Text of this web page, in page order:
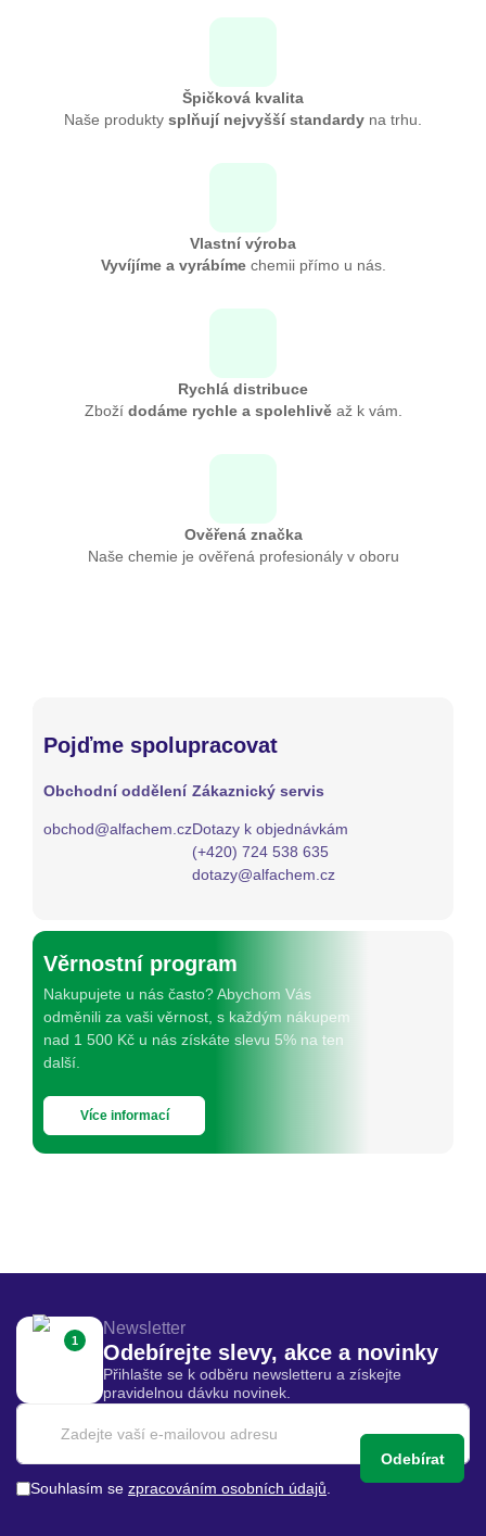
Špičková kvalita
Naše produkty splňují nejvyšší standardy na trhu.
Vlastní výroba
Vyvíjíme a vyrábímechemii přímo u nás.
Rychlá distribuce
Zboží dodáme rychle a spolehlivěaž k vám.
Ověřená značka
Naše chemie je ověřená profesionály v oboru
Pojďme spolupracovat
Obchodní oddělení
obchod@alfachem.cz
Zákaznický servis
Dotazy k objednávkám
(+420) 724 538 635
dotazy@alfachem.cz
Věrnostní program
Nakupujete u nás často? Abychom Vás
odměnili za vaši věrnost, s každým nákupem
nad 1 500 Kč u nás získáte slevu 5% na ten
další.
Více informací
1
Newsletter
Odebírejte slevy, akce a novinky
Přihlašte se k odběru newsletteru a získejte
pravidelnou dávku novinek.
Odebírat
Souhlasím se zpracováním osobních údajů